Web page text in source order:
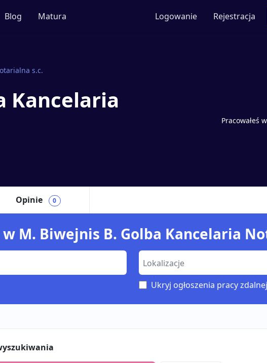
Blog Matura Logowanie Rejestracja
s.c.
Kancelaria
Pracowałeś
Opinie 0
M. Biwejnis B. Golba Kancelaria
Ukryj ogłoszenia pracy zdalnej